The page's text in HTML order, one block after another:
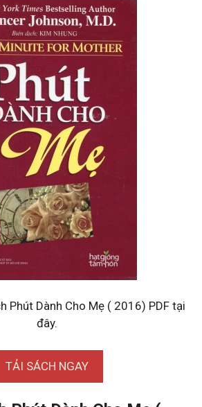
Phút Dành Cho Mẹ ( 2016) PDF tại
đây.
TẢI SÁCH NGAY